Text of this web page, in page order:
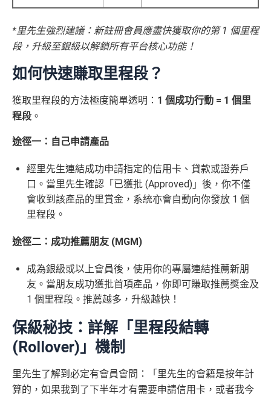
*里先生強烈建議：新註冊會員應盡快獲取你的第 1 個里程
段，升級至銀級以解鎖所有平台核心功能！
如何快速賺取里程段？
獲取里程段的方法極度簡單透明： 1 個成功行動 = 1 個里
程段 。
途徑一：自己申請產品
經里先生連結成功申請指定的信用卡、貸款或證券戶
口。當里先生確認「已獲批 (Approved)」後，你不僅
會收到該產品的里賞金，系統亦會自動向你發放 1 個
里程段。
途徑二：成功推薦朋友 (MGM)
成為銀級或以上會員後，使用你的專屬連結推薦新朋
友。當朋友成功獲批首項產品，你即可賺取推薦獎金及
1 個里程段。推薦越多，升級越快！
保級秘技：詳解「里程段結轉
(Rollover)」機制
里先生了解到必定有會員會問：「里先生的會籍是按年計
算的，如果我到了下半年才有需要申請信用卡，或者我今